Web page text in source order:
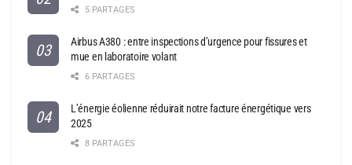
5 PARTAGES
Airbus A380 : entre inspections d’urgence pour fissures et
mue en laboratoire volant
6 PARTAGES
L’énergie éolienne réduirait notre facture énergétique vers
2025
8 PARTAGES